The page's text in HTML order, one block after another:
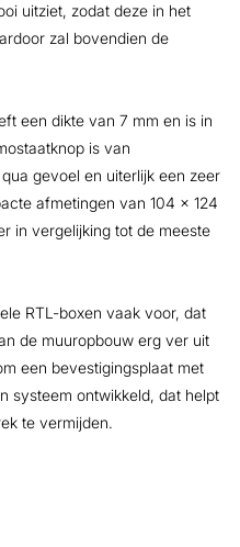
uitziet, zodat deze in het
zal bovendien de
een dikte van 7 mm en is in
is van
gevoel en uiterlijk een zeer
afmetingen van 104 x 124
in vergelijking tot de meeste
RTL-boxen vaak voor, dat
de muuropbouw erg ver uit
een bevestigingsplaat met
systeem ontwikkeld, dat helpt
te vermijden.